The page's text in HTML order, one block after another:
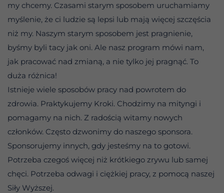
my chcemy. Czasami starym sposobem uruchamiamy
myślenie, że ci ludzie są lepsi lub mają więcej szczęścia
niż my. Naszym starym sposobem jest pragnienie,
byśmy byli tacy jak oni. Ale nasz program mówi nam,
jak pracować nad zmianą, a nie tylko jej pragnąć. To
duża różnica!
Istnieje wiele sposobów pracy nad powrotem do
zdrowia. Praktykujemy Kroki. Chodzimy na mityngi i
pomagamy na nich. Z radością witamy nowych
członków. Często dzwonimy do naszego sponsora.
Sponsorujemy innych, gdy jesteśmy na to gotowi.
Potrzeba czegoś więcej niż krótkiego zrywu lub samej
chęci. Potrzeba odwagi i ciężkiej pracy, z pomocą naszej
Siły Wyższej.